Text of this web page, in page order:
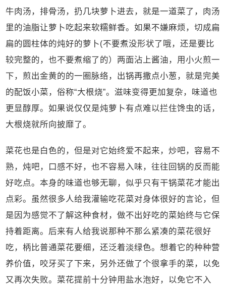
牛肉汤，排骨汤，扔几块萝卜进去，就是一道菜了，肉汤
里的油脂让萝卜吃起来软糯鲜香。如果不嫌麻烦，切成扁
扁的圆柱体的炖好的萝卜(不要煮没形状了哦，还是要比
较完整的，也不要煮缩了的）两面沾上酱油，用小火煎一
下，煎出金黄的的一圈脉络，出锅再撒点小葱，就是完美
的配饭小菜，俗称“大根烧”。滋味变得更加复杂，味道也
更显醇厚。如果说仅仅是炖萝卜有点难以拦住馋虫的话，
大根烧就所向披靡了。
菜花也是白色的，但是对它始终爱不起来，炒吧，容易不
熟，炖吧，口感不好，也不容易入味，往往回锅的反而能
好吃点。本身的味道也够无聊，似乎只有干锅菜花才能出
点彩。虽然很多人给我灌输吃花菜对身体很好的言论，但
是因为感觉不了解这种食材，做不出好吃的菜始终与它保
持着距离。后来有人给我说那种不那么紧凑的菜花很好
吃，柄比普通菜花要细，还泛着淡绿色。想着它的种种营
养价值，咬牙买了下来，另外还做了个很拿手的菜，以免
又再次失败。菜花提前十分钟用盐水泡好，以免它不入